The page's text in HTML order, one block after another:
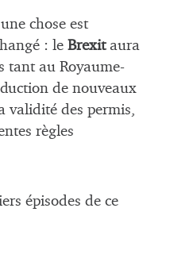
chose est
: le Brexitaura
tant au Royaume-
de nouveaux
validité des permis,
règles
épisodes de ce